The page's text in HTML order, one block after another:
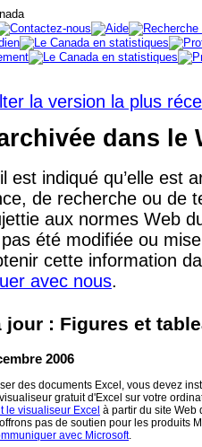
la version la plus
dans le
est indiqué qu’elle est
de recherche ou de
aux normes Web
pas été modifiée ou
cette information
avec nous.
jour : Figures et
2006
des documents Excel, vous devez
gratuit d'Excel sur votre
le visualiseur Excel à partir du site Web
pas de soutien pour les produits
avec Microsoft.